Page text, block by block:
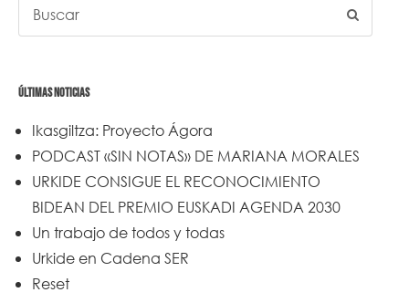
ÚLTIMAS NOTICIAS
Ikasgiltza: Proyecto Ágora
PODCAST «SIN NOTAS» DE MARIANA MORALES
URKIDE CONSIGUE EL RECONOCIMIENTO
BIDEAN DEL PREMIO EUSKADI AGENDA 2030
Un trabajo de todos y todas
Urkide en Cadena SER
Reset